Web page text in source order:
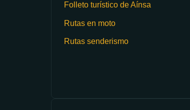
Folleto turístico de Aínsa
Rutas en moto
Rutas senderismo